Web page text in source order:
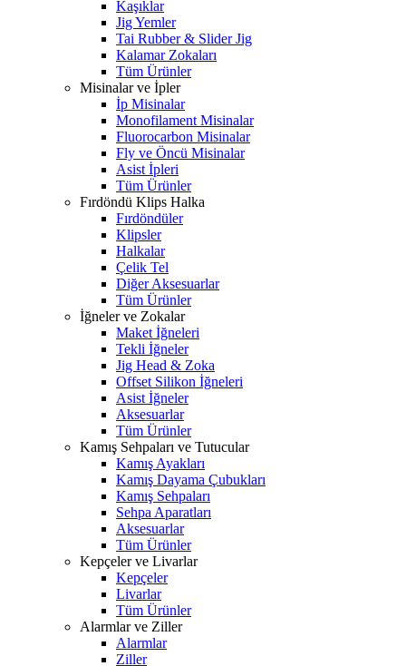
Kaşıklar
Jig Yemler
Tai Rubber & Slider Jig
Kalamar Zokaları
Tüm Ürünler
Misinalar ve İpler
İp Misinalar
Monofilament Misinalar
Fluorocarbon Misinalar
Fly ve Öncü Misinalar
Asist İpleri
Tüm Ürünler
Fırdöndü Klips Halka
Fırdöndüler
Klipsler
Halkalar
Çelik Tel
Diğer Aksesuarlar
Tüm Ürünler
İğneler ve Zokalar
Maket İğneleri
Tekli İğneler
Jig Head & Zoka
Offset Silikon İğneleri
Asist İğneler
Aksesuarlar
Tüm Ürünler
Kamış Sehpaları ve Tutucular
Kamış Ayakları
Kamış Dayama Çubukları
Kamış Sehpaları
Sehpa Aparatları
Aksesuarlar
Tüm Ürünler
Kepçeler ve Livarlar
Kepçeler
Livarlar
Tüm Ürünler
Alarmlar ve Ziller
Alarmlar
Ziller